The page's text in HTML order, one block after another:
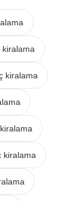
kiralama
kiralama
kiralama